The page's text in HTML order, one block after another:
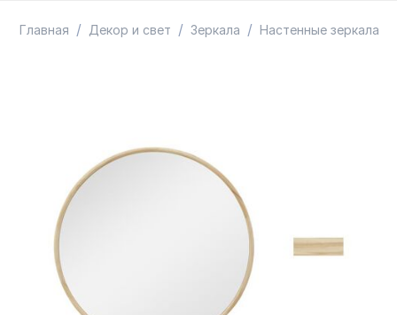
Главная / Декор и свет / Зеркала / Настенные зеркала